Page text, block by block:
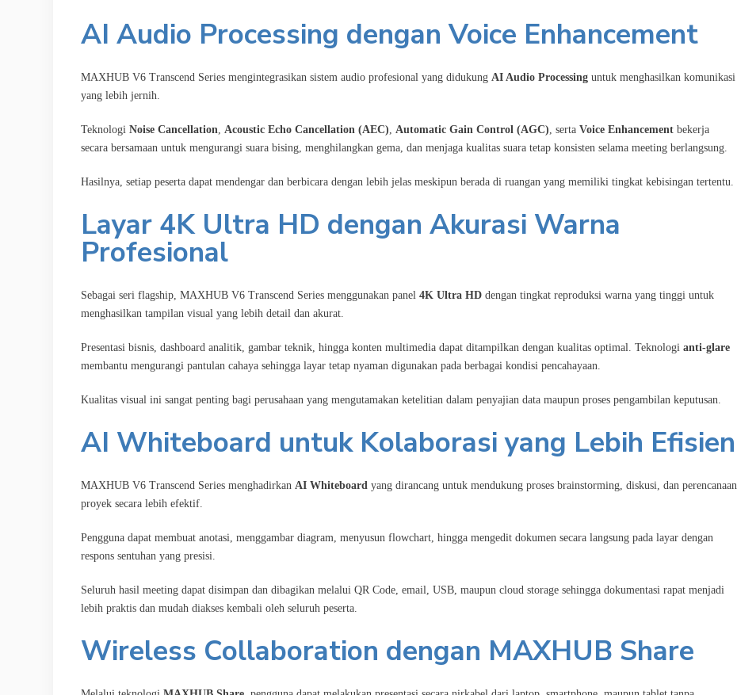
AI Audio Processing dengan Voice Enhancement
MAXHUB V6 Transcend Series mengintegrasikan sistem audio profesional yang didukung AI Audio Processing untuk menghasilkan komunikasi
yang lebih jernih.
Teknologi Noise Cancellation Acoustic Echo Cancellation (AEC) Automatic Gain Control (AGC) , serta Voice Enhancement bekerja
secara bersamaan untuk mengurangi suara bising, menghilangkan gema, dan menjaga kualitas suara tetap konsisten selama meeting berlangsung.
Hasilnya, setiap peserta dapat mendengar dan berbicara dengan lebih jelas meskipun berada di ruangan yang memiliki tingkat kebisingan tertentu.
Layar 4K Ultra HD dengan Akurasi Warna
Profesional
Sebagai seri flagship, MAXHUB V6 Transcend Series menggunakan panel 4K Ultra HD dengan tingkat reproduksi warna yang tinggi untuk
menghasilkan tampilan visual yang lebih detail dan akurat.
Presentasi bisnis, dashboard analitik, gambar teknik, hingga konten multimedia dapat ditampilkan dengan kualitas optimal. Teknologi anti-glare
membantu mengurangi pantulan cahaya sehingga layar tetap nyaman digunakan pada berbagai kondisi pencahayaan.
Kualitas visual ini sangat penting bagi perusahaan yang mengutamakan ketelitian dalam penyajian data maupun proses pengambilan keputusan.
AI Whiteboard untuk Kolaborasi yang Lebih Efisien
MAXHUB V6 Transcend Series menghadirkan AI Whiteboard yang dirancang untuk mendukung proses brainstorming, diskusi, dan perencanaan
proyek secara lebih efektif.
Pengguna dapat membuat anotasi, menggambar diagram, menyusun flowchart, hingga mengedit dokumen secara langsung pada layar dengan
respons sentuhan yang presisi.
Seluruh hasil meeting dapat disimpan dan dibagikan melalui QR Code, email, USB, maupun cloud storage sehingga dokumentasi rapat menjadi
lebih praktis dan mudah diakses kembali oleh seluruh peserta.
Wireless Collaboration dengan MAXHUB Share